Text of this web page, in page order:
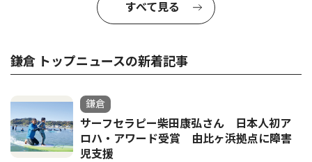
すべて見る
鎌倉 トップニュースの新着記事
鎌倉
サーフセラピー柴田康弘さん 日本人初ア
ロハ・アワード受賞 由比ヶ浜拠点に障害
児支援